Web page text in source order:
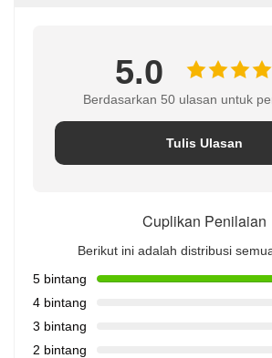
5.0
Berdasarkan 50 ulasan untuk
Tulis Ulasan
Cuplikan Penilaian
Berikut ini adalah distribusi
5 bintang
4 bintang
3 bintang
2 bintang